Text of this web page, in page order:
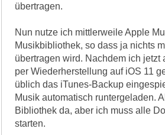
übertragen.
Nun nutze ich mittlerweile Apple
Musikbibliothek, so dass ja nichts
übertragen wird. Nachdem ich jetzt
per Wiederherstellung auf iOS 11
üblich das iTunes-Backup
Musik automatisch runtergeladen.
Bibliothek da, aber ich muss alle
starten.